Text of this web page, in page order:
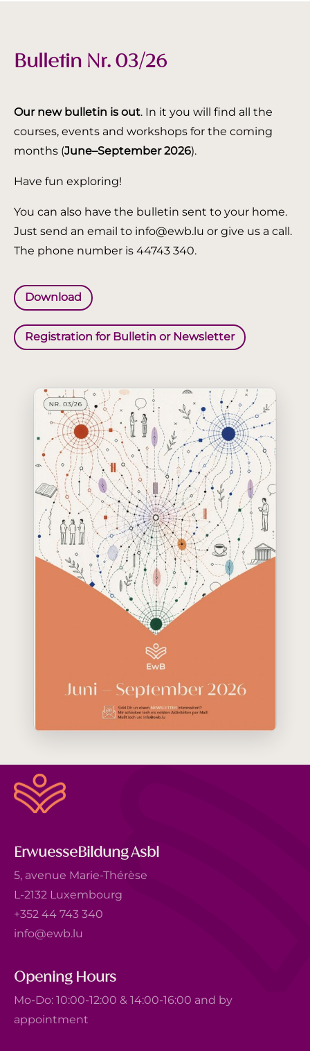
Bulletin Nr. 03/26
Our new bulletin is out. In it you will find all the
courses, events and workshops for the coming
months (June–September 2026).
Have fun exploring!
You can also have the bulletin sent to your home.
Just send an email to info@ewb.lu or give us a call.
The phone number is 44743 340.
Download
Registration for Bulletin or Newsletter
ErwuesseBildung Asbl
5, avenue Marie-Thérèse
L-2132 Luxembourg
+352 44 743 340
info@ewb.lu
Opening Hours
Mo-Do: 10:00-12:00 & 14:00-16:00 and by
appointment